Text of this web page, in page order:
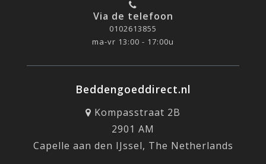
Via de telefoon
0102613855
ma-vr 13:00 - 17:00u
Beddengoeddirect.nl
Kompasstraat 2B
2901 AM
Capelle aan den IJssel, The Netherlands